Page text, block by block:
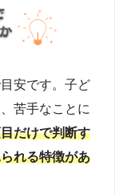
安です。子ど
苦手なことに
だけで判断す
れる特徴があ